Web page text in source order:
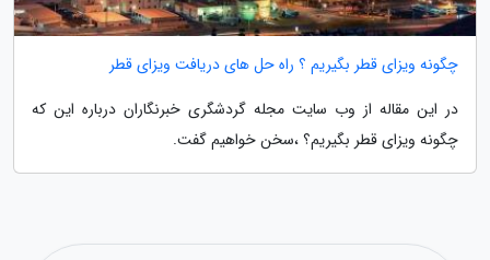
چگونه ویزای قطر بگیریم ؟ راه حل های دریافت ویزای قطر
در این مقاله از وب سایت مجله گردشگری خبرنگاران درباره این که
چگونه ویزای قطر بگیریم؟ ،سخن خواهیم گفت.